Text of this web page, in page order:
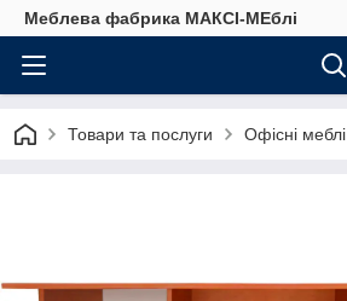
Меблева фабрика МАКСІ-МЕблі
Товари та послуги Офісні меблі